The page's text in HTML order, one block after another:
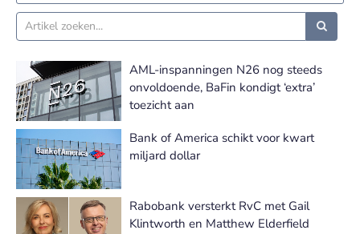
AML-inspanningen N26 nog steeds
onvoldoende, BaFin kondigt ‘extra’
toezicht aan
Bank of America schikt voor kwart
miljard dollar
Rabobank versterkt RvC met Gail
Klintworth en Matthew Elderfield